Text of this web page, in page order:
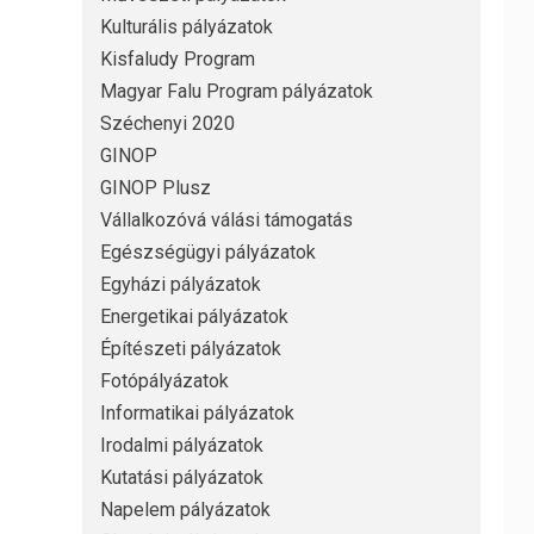
Kulturális pályázatok
Kisfaludy Program
Magyar Falu Program pályázatok
Széchenyi 2020
GINOP
GINOP Plusz
Vállalkozóvá válási támogatás
Egészségügyi pályázatok
Egyházi pályázatok
Energetikai pályázatok
Építészeti pályázatok
Fotópályázatok
Informatikai pályázatok
Irodalmi pályázatok
Kutatási pályázatok
Napelem pályázatok